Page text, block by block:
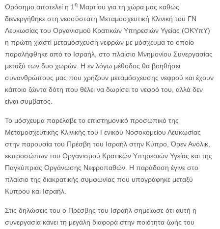
Ορόσημο αποτελεί η 1 η Μαρτίου για τη χώρα μας καθώς
διενεργήθηκε στη νεοσύστατη Μεταμοσχευτική Κλινική του ΓΝ
Λευκωσίας του Οργανισμού Κρατικών Υπηρεσιών Υγείας (ΟΚΥπΥ)
η πρώτη χιαστί μεταμόσχευση νεφρών με μόσχευμα το οποίο
παραλήφθηκε από το Ισραήλ, στο πλαίσιο Μνημονίου Συνεργασίας
μεταξύ των δυο χωρών. Η εν λόγω μέθοδος θα βοηθήσει
συνανθρώπους μας που χρήζουν μεταμόσχευσης νεφρού και έχουν
κάποιο ζώντα δότη που θέλει να δωρίσει το νεφρό του, αλλά δεν
είναι συμβατός.
Το μόσχευμα παρέλαβε το επιστημονικό προσωπικό της
Μεταμοσχευτικής Κλινικής του Γενικού Νοσοκομείου Λευκωσίας
στην παρουσία του Πρέσβη του Ισραήλ στην Κύπρο, Όρεν Ανόλικ,
εκπροσώπων του Οργανισμού Κρατικών Υπηρεσιών Υγείας και της
Παγκύπριας Οργάνωσης Νεφροπαθών. Η παράδοση έγινε στο
πλαίσιο της διακρατικής συμφωνίας που υπογράφηκε μεταξύ
Κύπρου και Ισραήλ.
Στις δηλώσεις του ο Πρέσβης του Ισραήλ σημείωσε ότι αυτή η
συνεργασία κάνει τη μεγάλη διαφορά στην ποιότητα ζωής του